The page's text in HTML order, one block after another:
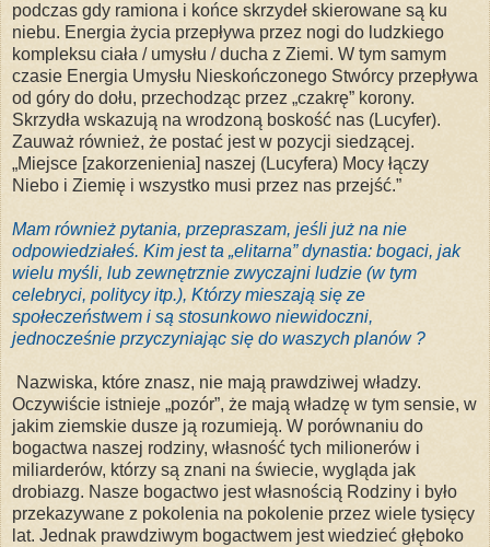
podczas gdy ramiona i końce skrzydeł skierowane są ku
niebu. Energia życia przepływa przez nogi do ludzkiego
kompleksu ciała / umysłu / ducha z Ziemi. W tym samym
czasie Energia Umysłu Nieskończonego Stwórcy przepływa
od góry do dołu, przechodząc przez „czakrę” korony.
Skrzydła wskazują na wrodzoną boskość nas (Lucyfer).
Zauważ również, że postać jest w pozycji siedzącej.
„Miejsce [zakorzenienia] naszej (Lucyfera) Mocy łączy
Niebo i Ziemię i wszystko musi przez nas przejść.”
Mam również pytania, przepraszam, jeśli już na nie
odpowiedziałeś. Kim jest ta „elitarna” dynastia: bogaci, jak
wielu myśli, lub zewnętrznie zwyczajni ludzie (w tym
celebryci, politycy itp.), Którzy mieszają się ze
społeczeństwem i są stosunkowo niewidoczni,
jednocześnie przyczyniając się do waszych planów ?
Nazwiska, które znasz, nie mają prawdziwej władzy.
Oczywiście istnieje „pozór”, że mają władzę w tym sensie, w
jakim ziemskie dusze ją rozumieją. W porównaniu do
bogactwa naszej rodziny, własność tych milionerów i
miliarderów, którzy są znani na świecie, wygląda jak
drobiazg. Nasze bogactwo jest własnością Rodziny i było
przekazywane z pokolenia na pokolenie przez wiele tysięcy
lat. Jednak prawdziwym bogactwem jest wiedzieć głęboko